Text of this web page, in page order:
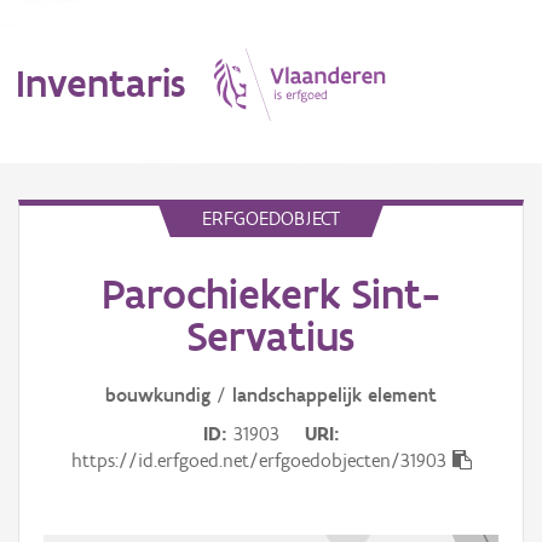
Inventaris
Erfgoedobject
Waarneming
ERFGOEDOBJECT
Parochiekerk Sint-
Servatius
bouwkundig / landschappelijk element
ID 31903
URI
https://id.erfgoed.net/erfgoedobjecten/31903